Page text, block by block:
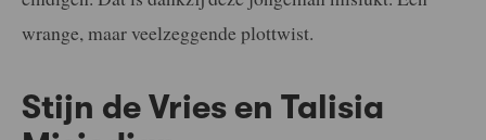
wrange, maar veelzeggende plottwist.
Stijn de Vries en Talisia